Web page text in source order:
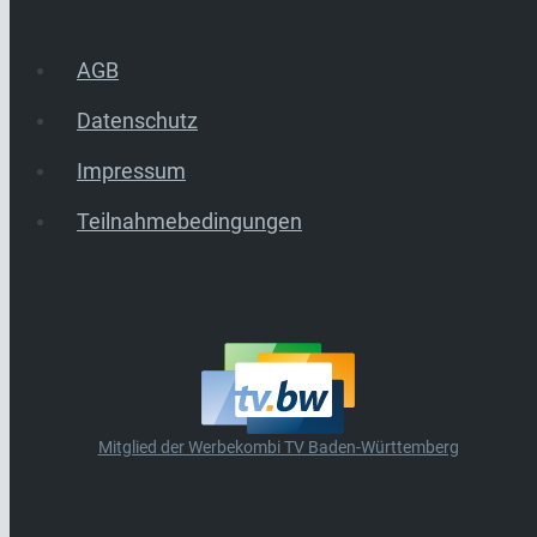
AGB
Datenschutz
Impressum
Teilnahmebedingungen
Mitglied der Werbekombi TV Baden-Württemberg